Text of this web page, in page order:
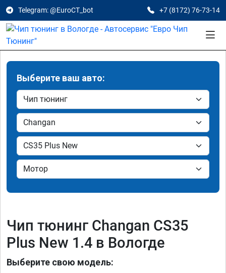
Telegram: @EuroCT_bot +7 (8172) 76-73-14
Выберите ваш авто:
Чип тюнинг Changan CS35
Plus New 1.4 в Вологде
Выберите свою модель: